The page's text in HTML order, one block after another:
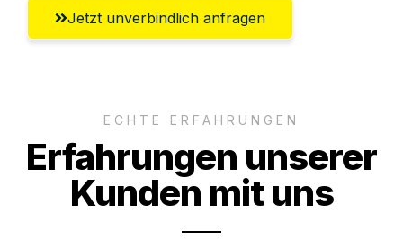
Jetzt unverbindlich anfragen
ECHTE ERFAHRUNGEN
Erfahrungen unserer
Kunden mit uns